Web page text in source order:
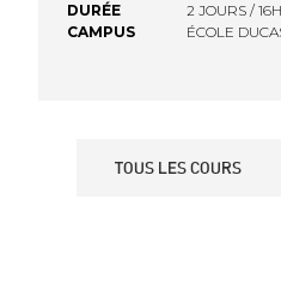
DURÉE
2 JOURS / 16H
CAMPUS
ÉCOLE
TOUS LES COURS